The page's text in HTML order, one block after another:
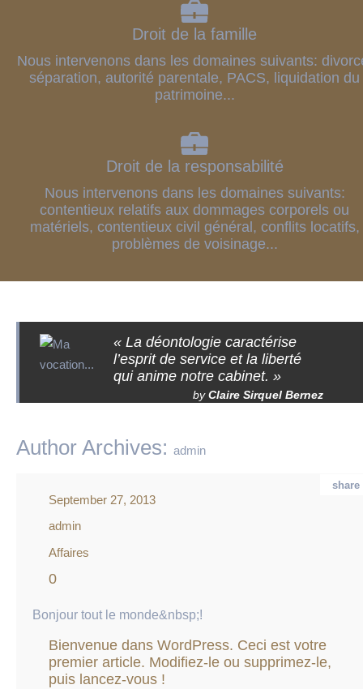
Droit de la famille
Nous intervenons dans les domaines suivants:
séparation, autorité parentale, PACS, liquidation du
patrimoine...
Droit de la responsabilité
Nous intervenons dans les domaines suivants:
contentieux relatifs aux dommages corporels ou
matériels, contentieux civil général, conflits locatifs,
problèmes de voisinage...
« La déontologie caractérise
l’esprit de service et la liberté
qui anime notre cabinet. »
byClaire Sirquel Bernez
Author Archives: admin
share
September 27, 2013
admin
Affaires
0
Bonjour tout le monde&nbsp;!
Bienvenue dans WordPress. Ceci est votre
premier article. Modifiez-le ou supprimez-le,
puis lancez-vous !